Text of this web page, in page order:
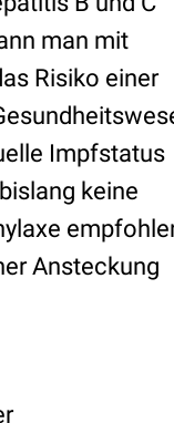
man mit
Risiko einer
Impfstatus
keine
Ansteckung